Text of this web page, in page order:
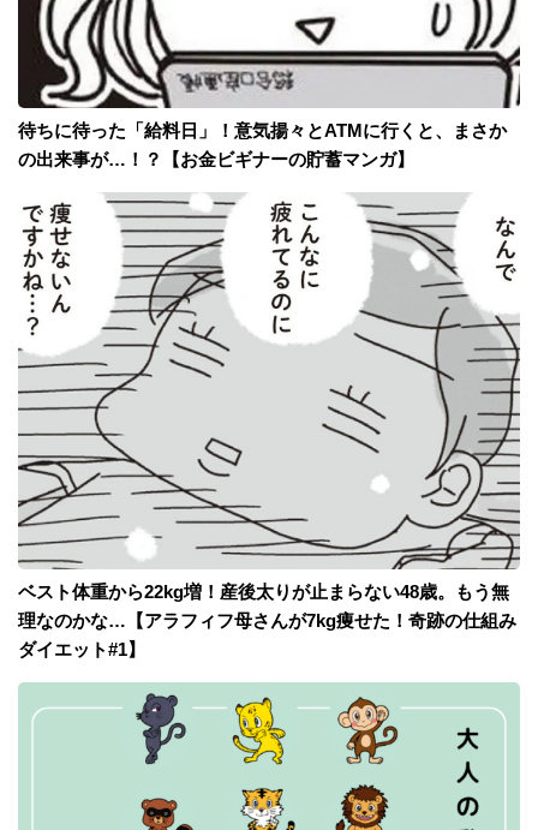
待ちに待った「給料日」！意気揚々とATMに行くと、まさか
の出来事が…！？【お金ビギナーの貯蓄マンガ】
ベスト体重から22kg増！産後太りが止まらない48歳。もう無
理なのかな…【アラフィフ母さんが7kg痩せた！奇跡の仕組み
ダイエット#1】